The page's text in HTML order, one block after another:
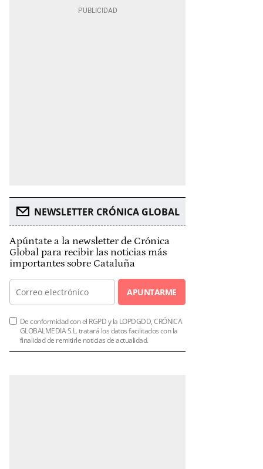
NEWSLETTER CRÓNICA GLOBAL
Apúntate a la newsletter de Crónica
Global para recibir las noticias más
importantes sobre Cataluña
APUNTARME
De conformidad con el RGPD y la LOPDGDD, CRÓNICA
GLOBALMEDIA S.L. tratará los datos facilitados con la
finalidad de remitirle noticias de actualidad.